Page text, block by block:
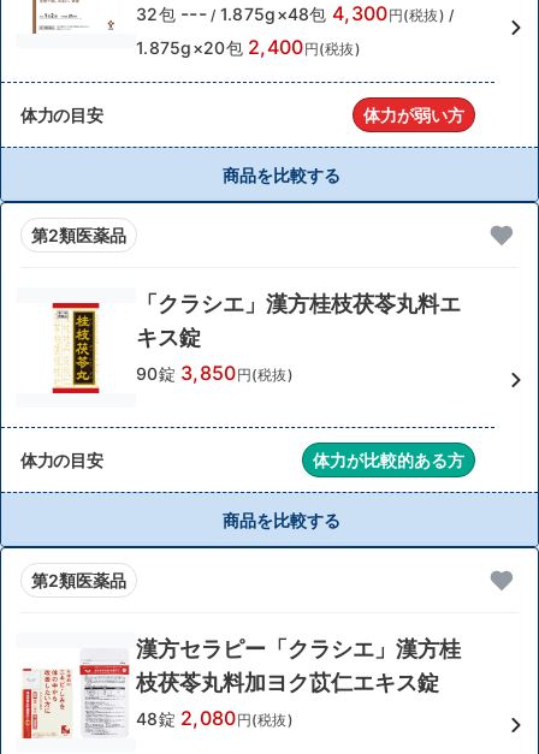
32包 --- / 1.875g×48包 4,300円(税抜) /
1.875g×20包 2,400円(税抜)
体力の目安 体力が弱い方
商品を比較する
第2類医薬品
「クラシエ」漢方桂枝茯苓丸料エ
キス錠
90錠 3,850円(税抜)
体力の目安 体力が比較的ある方
商品を比較する
第2類医薬品
漢方セラピー「クラシエ」漢方桂
枝茯苓丸料加ヨク苡仁エキス錠
48錠 2,080円(税抜)